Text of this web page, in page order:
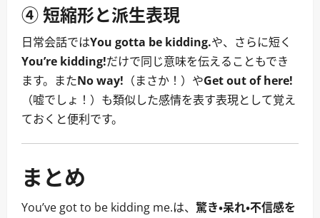
④ 短縮形と派生表現
日常会話ではYou gotta be kidding.や、さらに短く
You’re kidding!だけで同じ意味を伝えることもでき
ます。またNo way! （まさか！）やGet out of here!
（嘘でしょ！）も類似した感情を表す表現として覚え
ておくと便利です。
まとめ
You’ve got to be kidding me.は、 驚き・呆れ・不信感を